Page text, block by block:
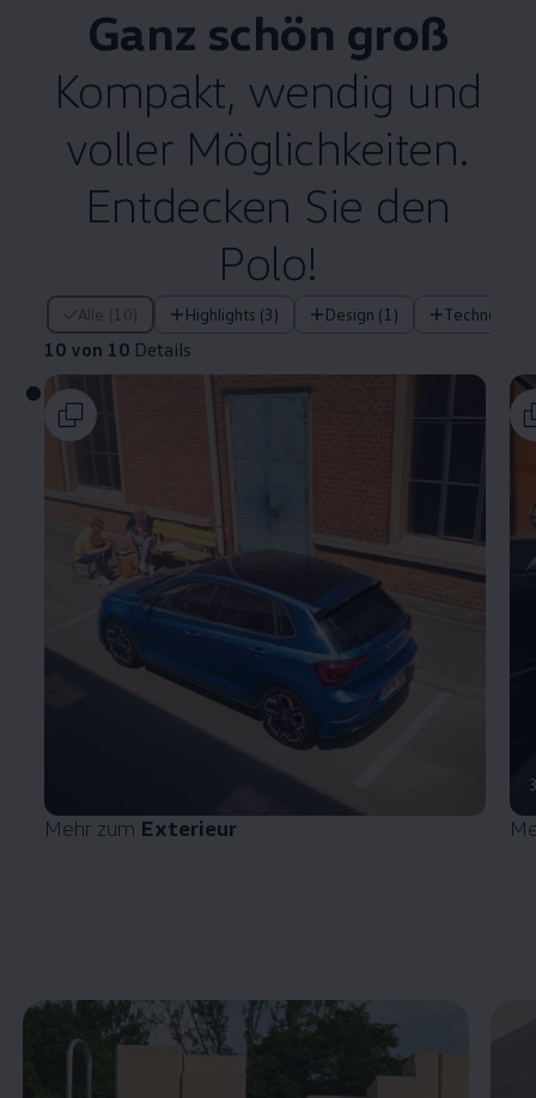
Ganz schön groß
Kompakt, wendig und
voller Möglichkeiten.
Entdecken Sie den
Polo!
Alle (10) Highlights (3) Design (1)
10 von 10 Details
10 von 10 Details
Mehr zum Exterieur
Enable fullscreen mode